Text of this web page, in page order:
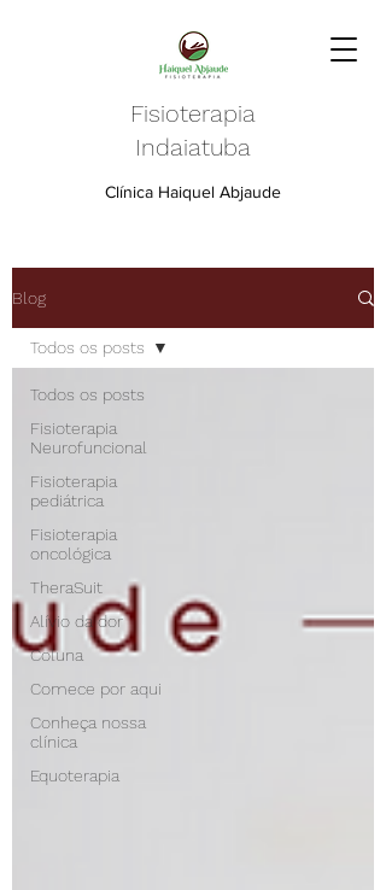
Fisioterapia
Indaiatuba
Clínica Haiquel Abjaude
Blog
Todos os posts
Fisioterapia
Neurofuncional
Fisioterapia
pediátrica
Fisioterapia
oncológica
TheraSuit
Alívio da dor
Coluna
Comece por aqui
Conheça nossa
clínica
Equoterapia
Todos os posts